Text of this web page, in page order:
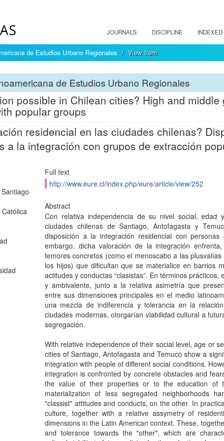
JOURNALS DISCIPLINE INDEXED
de Estudios Urbano Regionales View Item
de Estudios Urbano Regionales
possible in Chilean cities? High and
popular groups
residencial en las ciudades chilenas?
a la integración con grupos de extracción
Full text
http://www.eure.cl/index.php/eure/article/view/252
Abstract
Con relativa independencia de su nivel social, edad
ciudades chilenas de Santiago, Antofagasta y
disposición a la integración residencial con
embargo, dicha valoración de la integración
temores concretos (como el menoscabo a las
los hijos) que dificultan que se materialice en barrios
actitudes y conductas “clasistas”. En términos
y ambivalente, junto a la relativa asimetría que
entre sus dimensiones principales en el medio
una mezcla de indiferencia y tolerancia en la
ciudades modernas, otorgarían viabilidad cultural a
segregación.
With relative independence of their social level, age or
cities of Santiago, Antofagasta and Temuco show a
integration with people of different social conditions.
integration is confronted by concrete obstacles and
the value of their properties or to the education of
materialization of less segregated neighborhoods
"classist" attitudes and conducts, on the other. In
culture, together with a relative assymetry of
dimensions in the Latin American context. These,
and tolerance towards the "other", which are